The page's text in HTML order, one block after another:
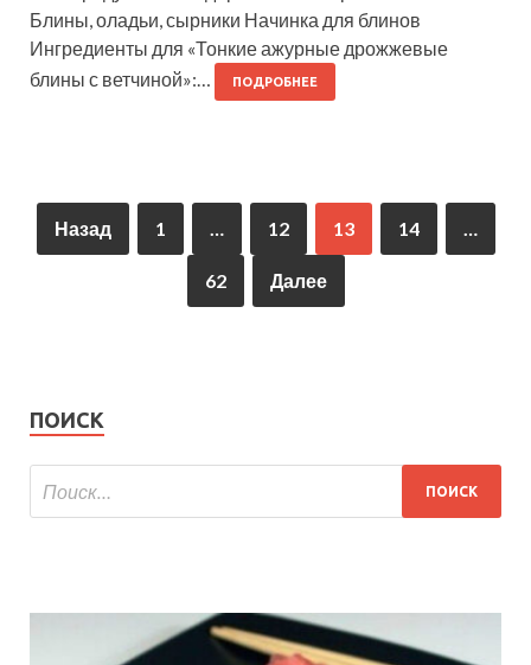
Блины, оладьи, сырники Начинка для блинов
Ингредиенты для «Тонкие ажурные дрожжевые
блины с ветчиной»:…
ПОДРОБНЕЕ
Назад 1 … 12 13 14 …
62 Далее
ПОИСК